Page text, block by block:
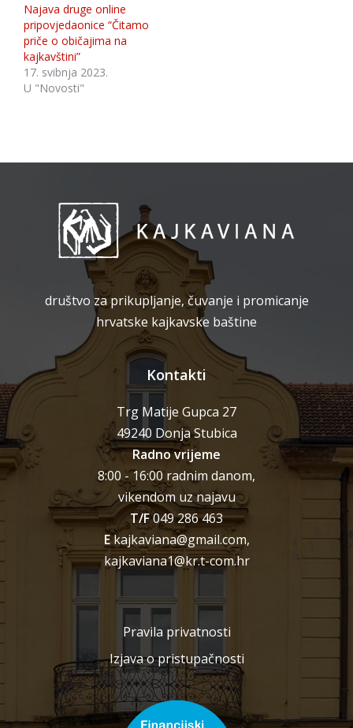
Najava druge online
pripovjedaonice “Čitamo
priče o običajima na
kajkavštini”
17. svibnja 2023.
U "Novosti"
društvo za prikupljanje, čuvanje i promicanje
hrvatske kajkavske baštine
Kontakti
Trg Matije Gupca 27
49240 Donja Stubica
Radno vrijeme
8:00 - 16:00 radnim danom,
vikendom uz najavu
T/F049 286 463
Ekajkaviana@gmail.com,
kajkaviana1@kr.t-com.hr
Pravila privatnosti
Izjava o pristupačnosti